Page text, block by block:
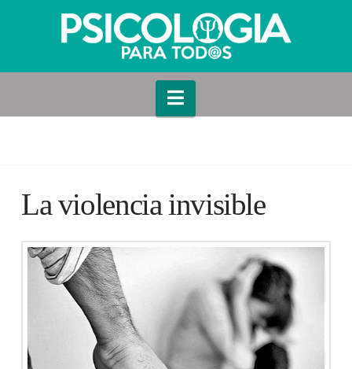
Navigation
La violencia invisible